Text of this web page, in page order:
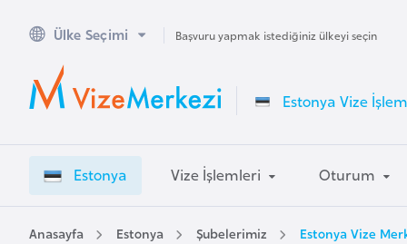
Ülke Seçimi Başvuru yapmak istediğiniz ülkeyi seçin
Estonya Vize
Estonya Vize İşlemleri Oturum
Anasayfa Estonya Şubelerimiz Estonya Vize
A
u
s
a
l